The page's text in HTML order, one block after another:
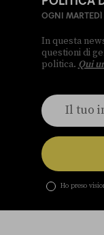
OGNI MARTEDÌ
In questa
questioni di
politica. Qui
Ho preso